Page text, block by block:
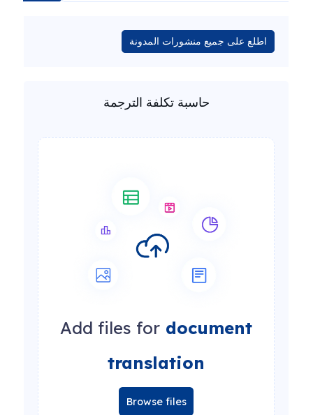
اطلع على جميع منشورات المدونة
حاسبة تكلفة الترجمة
Add files for document
translation
Browse files